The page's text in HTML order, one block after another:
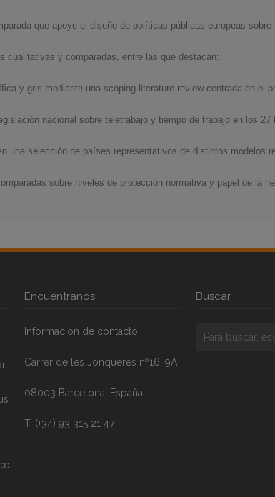
que apoye el diseño de políticas públicas europeas
cualitativas y comparadas, entre las que destacan:
y gris mediante una scoping literature review centrada en el
nacional sobre teletrabajo y tiempo de trabajo en los
una selección de países representativos de distintos modelos
sobre niveles de protección normativa y papel de la
Encuéntranos
Información de contacto
Carrer de les Jonqueres nº16, 9A
08003 Barcelona, España
T. (+34) 93 315 21 47
Buscar